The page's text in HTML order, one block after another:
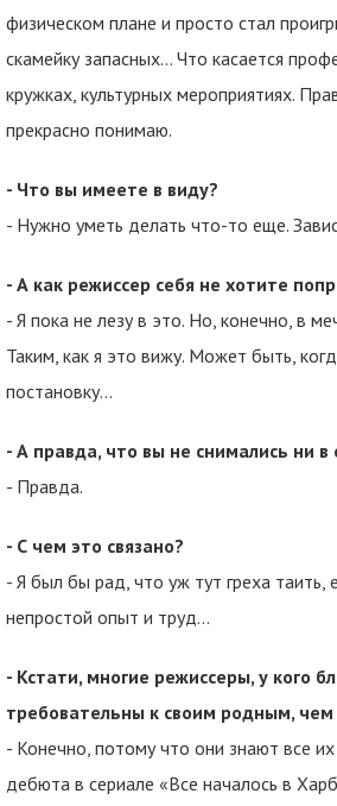
физическом плане и просто стал
скамейку запасных… Что касается
кружках, культурных мероприятиях.
прекрасно понимаю.
- Что вы имеете в виду?
- Нужно уметь делать что-то еще.
- А как режиссер себя не хотите
- Я пока не лезу в это. Но, конечно, в
Таким, как я это вижу. Может быть,
постановку...
- А правда, что вы не снимались ни
- Правда.
- С чем это связано?
- Я был бы рад, что уж тут греха
непростой опыт и труд…
- Кстати, многие режиссеры, у кого
требовательны к своим родным,
- Конечно, потому что они знают все
дебюта в сериале «Все началось в